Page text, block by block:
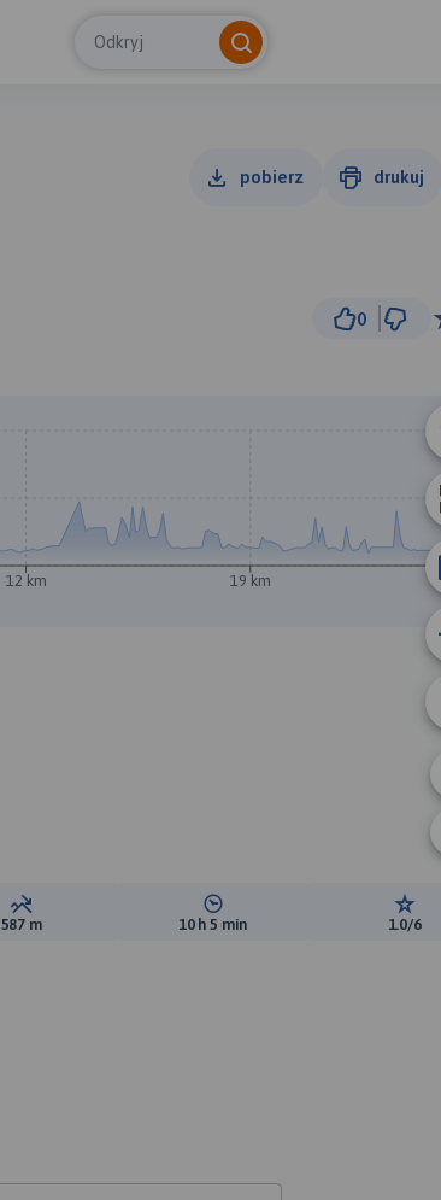
Odkryj
pobierz drukuj
0
1 km
12 km 19 km
Suma spadków:
587 m Średni czas potrzebny na
10 h 5 min 1.0/6